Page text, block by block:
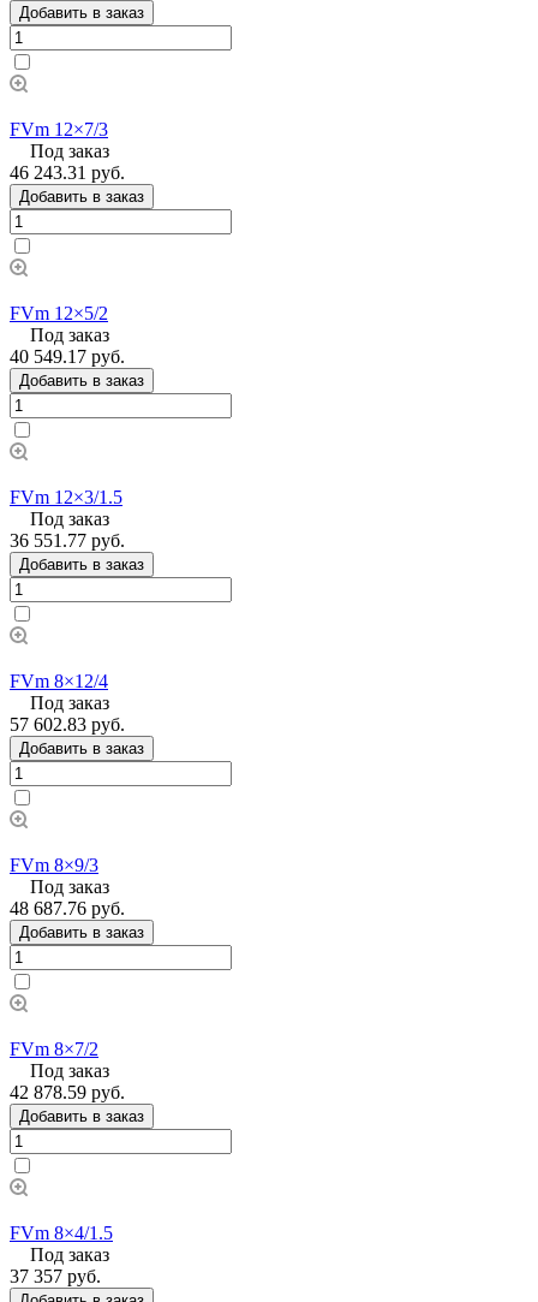
Добавить в заказ
FVm 12×7/3
Под заказ
46 243.31 руб.
Добавить в заказ
FVm 12×5/2
Под заказ
40 549.17 руб.
Добавить в заказ
FVm 12×3/1.5
Под заказ
36 551.77 руб.
Добавить в заказ
FVm 8×12/4
Под заказ
57 602.83 руб.
Добавить в заказ
FVm 8×9/3
Под заказ
48 687.76 руб.
Добавить в заказ
FVm 8×7/2
Под заказ
42 878.59 руб.
Добавить в заказ
FVm 8×4/1.5
Под заказ
37 357 руб.